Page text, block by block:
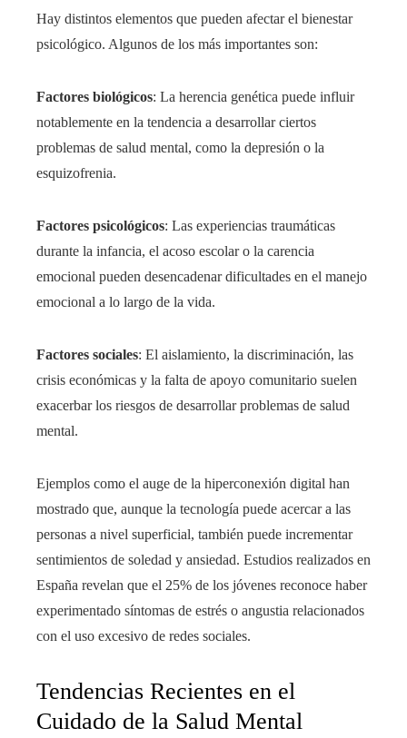
Hay distintos elementos que pueden afectar el bienestar
psicológico. Algunos de los más importantes son:
Factores biológicos: La herencia genética puede influir
notablemente en la tendencia a desarrollar ciertos
problemas de salud mental, como la depresión o la
esquizofrenia.
Factores psicológicos: Las experiencias traumáticas
durante la infancia, el acoso escolar o la carencia
emocional pueden desencadenar dificultades en el manejo
emocional a lo largo de la vida.
Factores sociales: El aislamiento, la discriminación, las
crisis económicas y la falta de apoyo comunitario suelen
exacerbar los riesgos de desarrollar problemas de salud
mental.
Ejemplos como el auge de la hiperconexión digital han
mostrado que, aunque la tecnología puede acercar a las
personas a nivel superficial, también puede incrementar
sentimientos de soledad y ansiedad. Estudios realizados en
España revelan que el 25% de los jóvenes reconoce haber
experimentado síntomas de estrés o angustia relacionados
con el uso excesivo de redes sociales.
Tendencias Recientes en el
Cuidado de la Salud Mental